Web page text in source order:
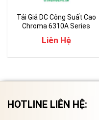
Tải Giả DC Công Suất Cao
Chroma 6310A Series
Liên Hệ
HOTLINE LIÊN HỆ: